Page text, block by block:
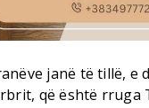
janë të tillë, e
që është